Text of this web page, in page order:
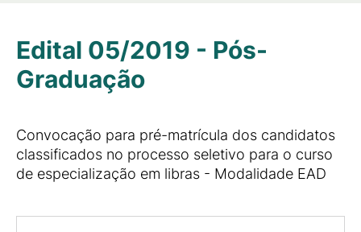
Edital 05/2019 - Pós-
Graduação
Convocação para pré-matrícula dos candidatos
classificados no processo seletivo para o curso
de especialização em libras - Modalidade EAD